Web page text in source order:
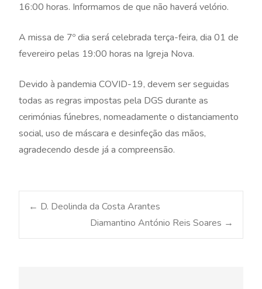
16:00 horas. Informamos de que não haverá velório.
A missa de 7º dia será celebrada terça-feira, dia 01 de
fevereiro pelas 19:00 horas na Igreja Nova.
Devido à pandemia COVID-19, devem ser seguidas
todas as regras impostas pela DGS durante as
cerimónias fúnebres, nomeadamente o distanciamento
social, uso de máscara e desinfeção das mãos,
agradecendo desde já a compreensão.
Post
← D. Deolinda da Costa Arantes
Diamantino António Reis Soares →